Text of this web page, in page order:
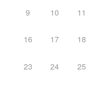
9 10 11
16 17 18
23 24 25